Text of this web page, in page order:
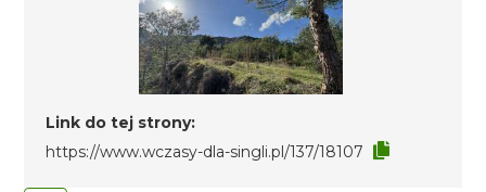
Link do tej strony:
https://www.wczasy-dla-singli.pl/137/18107